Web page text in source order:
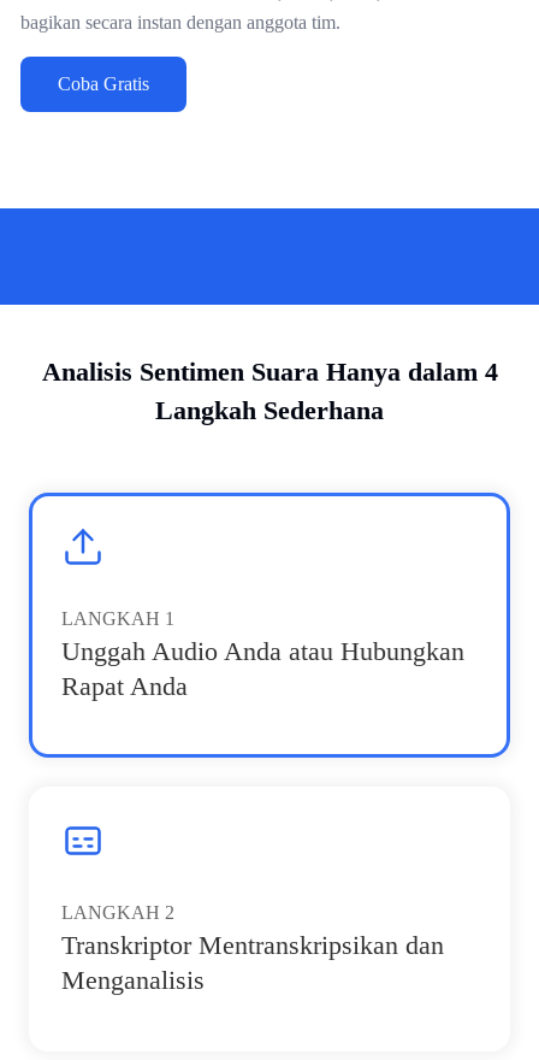
bagikan secara instan dengan anggota tim.
Coba Gratis
Analisis Sentimen Suara Hanya dalam 4
Langkah Sederhana
LANGKAH 1
Unggah Audio Anda atau Hubungkan
Rapat Anda
LANGKAH 2
Transkriptor Mentranskripsikan dan
Menganalisis